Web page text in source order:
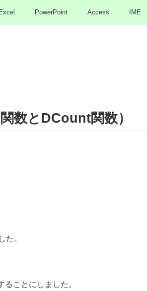
Excel PowerPoint Access IME
数とDCount関数）
た。
ことにしました。